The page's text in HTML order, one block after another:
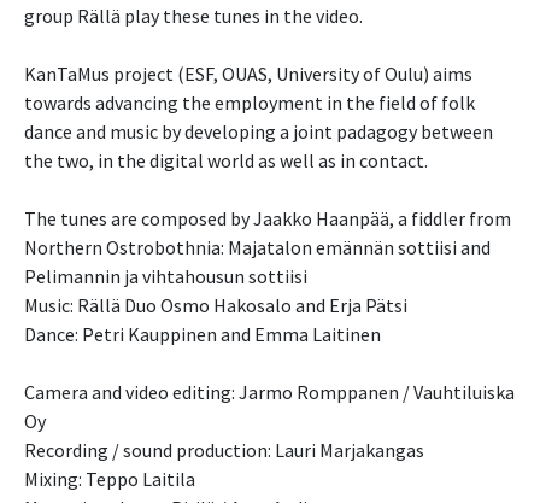
group Rällä play these tunes in the video.
KanTaMus project (ESF, OUAS, University of Oulu) aims
towards advancing the employment in the field of folk
dance and music by developing a joint padagogy between
the two, in the digital world as well as in contact.
The tunes are composed by Jaakko Haanpää, a fiddler from
Northern Ostrobothnia: Majatalon emännän sottiisi and
Pelimannin ja vihtahousun sottiisi
Music: Rällä Duo Osmo Hakosalo and Erja Pätsi
Dance: Petri Kauppinen and Emma Laitinen
Camera and video editing: Jarmo Romppanen / Vauhtiluiska
Oy
Recording / sound production: Lauri Marjakangas
Mixing: Teppo Laitila